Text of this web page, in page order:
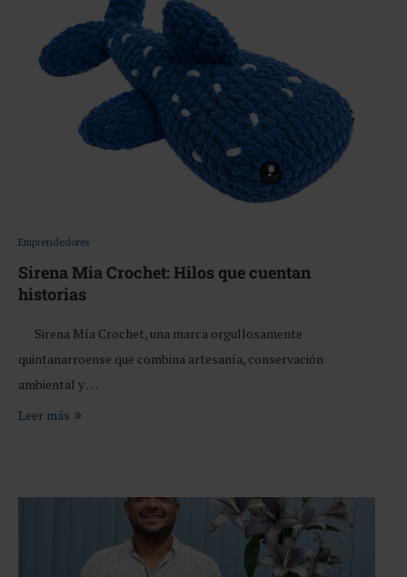
Emprendedores
Sirena Mia Crochet: Hilos que cuentan
historias
Sirena Mía Crochet, una marca orgullosamente
quintanarroense que combina artesanía, conservación
ambiental y …
Leer más